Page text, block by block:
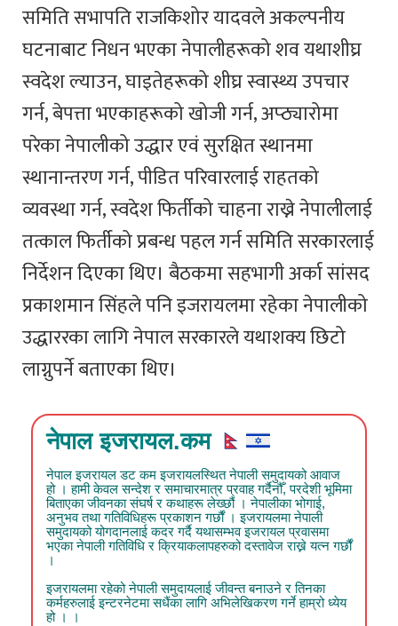
समिति सभापति राजकिशोर यादवले अकल्पनीय
घटनाबाट निधन भएका नेपालीहरूको शव यथाशीघ्र
स्वदेश ल्याउन, घाइतेहरूको शीघ्र स्वास्थ्य उपचार
गर्न, बेपत्ता भएकाहरूको खोजी गर्न, अप्ठ्यारोमा
परेका नेपालीको उद्धार एवं सुरक्षित स्थानमा
स्थानान्तरण गर्न, पीडित परिवारलाई राहतको
व्यवस्था गर्न, स्वदेश फिर्तीको चाहना राख्ने नेपालीलाई
तत्काल फिर्तीको प्रबन्ध पहल गर्न समिति सरकारलाई
निर्देशन दिएका थिए। बैठकमा सहभागी अर्का सांसद
प्रकाशमान सिंहले पनि इजरायलमा रहेका नेपालीको
उद्धाररका लागि नेपाल सरकारले यथाशक्य छिटो
लाग्नुपर्ने बताएका थिए।
नेपाल इजरायल.कम
नेपाल इजरायल डट कम इजरायलस्थित नेपाली समुदायको आवाज
हो । हामी केवल सन्देश र समाचारमात्र प्रवाह गर्दैनौँ, परदेशी भूमिमा
बिताएका जीवनका संघर्ष र कथाहरू लेख्छौं । नेपालीका भोगाई,
अनुभव तथा गतिविधिहरू प्रकाशन गर्छौं । इजरायलमा नेपाली
समुदायको योगदानलाई कदर गर्दै यथासम्भव इजरायल प्रवासमा
भएका नेपाली गतिविधि र क्रियाकलापहरुको दस्तावेज राख्ने यत्न गर्छौं
।
इजरायलमा रहेको नेपाली समुदायलाई जीवन्त बनाउने र तिनका
कर्महरुलाई इन्टरनेटमा सधैंका लागि अभिलेखिकरण गर्ने हाम्रो ध्येय
हो । ।